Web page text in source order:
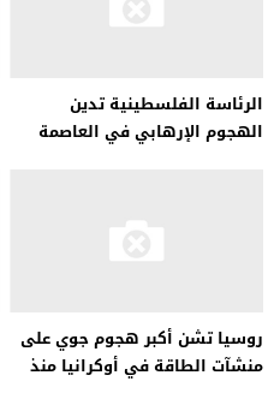
الرئاسة الفلسطينية تدين
الهجوم الإرهابي في العاصمة
روسيا تشن أكبر هجوم جوي على
منشآت الطاقة في أوكرانيا منذ